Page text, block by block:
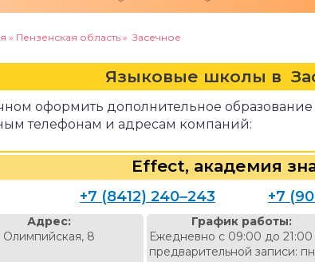
» Пензенская область » Засечное
Языковые школы в
оформить дополнительное
телефонам и адресам компаний:
Effect, академия
+7 (8412) 240‒243 +7
Адрес:
Олимпийская, 8
График работы:
Ежедневно с 09:00 до 21:00
предварительной записи: